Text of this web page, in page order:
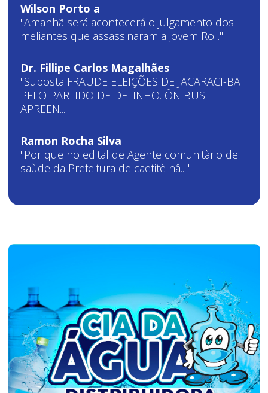
Wilson Porto a
"Amanhã será acontecerá o julgamento dos
meliantes que assassinaram a jovem Ro..."
Dr. Fillipe Carlos Magalhães
"Suposta FRAUDE ELEIÇÕES DE JACARACI-BA
PELO PARTIDO DE DETINHO. ÔNIBUS
APREEN..."
Ramon Rocha Silva
"Por que no edital de Agente comunitàrio de
saùde da Prefeitura de caetitè nâ..."